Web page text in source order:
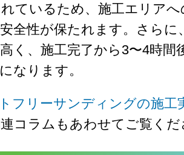
ているため、施工エリア
全性が保たれます。さらに
く、施工完了から3〜4時間
なります。
フリーサンディングの施工
コラムもあわせてご覧くだ